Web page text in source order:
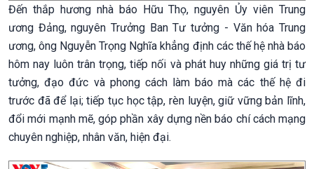
Đến thắp hương nhà báo Hữu Thọ, nguyên Ủy viên Trung
ương Đảng, nguyên Trưởng Ban Tư tưởng - Văn hóa Trung
ương, ông Nguyễn Trọng Nghĩa khẳng định các thế hệ nhà báo
hôm nay luôn trân trọng, tiếp nối và phát huy những giá trị tư
tưởng, đạo đức và phong cách làm báo mà các thế hệ đi
trước đã để lại; tiếp tục học tập, rèn luyện, giữ vững bản lĩnh,
đổi mới mạnh mẽ, góp phần xây dựng nền báo chí cách mạng
chuyên nghiệp, nhân văn, hiện đại.